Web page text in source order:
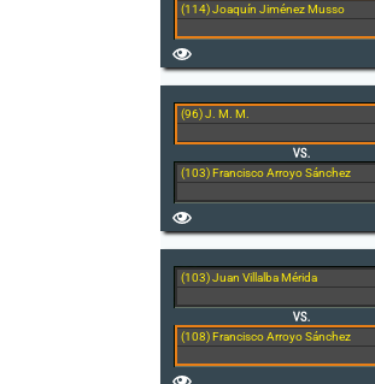
(114) Joaquín Jiménez Musso
(96) J. M. M.
(103) Francisco Arroyo Sánchez
(103) Juan Villalba Mérida
(108) Francisco Arroyo Sánchez